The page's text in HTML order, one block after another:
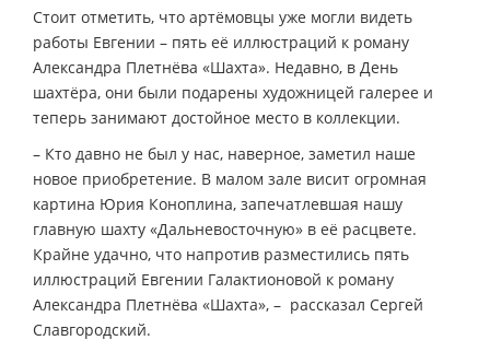
Стоит отметить, что артёмовцы уже могли видеть
работы Евгении – пять её иллюстраций к роману
Александра Плетнёва «Шахта». Недавно, в День
шахтёра, они были подарены художницей галерее и
теперь занимают достойное место в коллекции.
– Кто давно не был у нас, наверное, заметил наше
новое приобретение. В малом зале висит огромная
картина Юрия Коноплина, запечатлевшая нашу
главную шахту «Дальневосточную» в её расцвете.
Крайне удачно, что напротив разместились пять
иллюстраций Евгении Галактионовой к роману
Александра Плетнёва «Шахта», – рассказал Сергей
Славгородский.